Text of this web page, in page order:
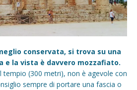
conservata, si trova su una
e la vista è davvero mozzafiato.
tempio (300 metri), non è agevole con
sempre di portare una fascia o